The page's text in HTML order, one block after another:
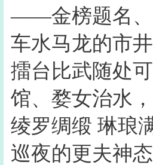
——金榜题名、
车水马龙的市
擂台比武随处
馆、婺女治水
绫罗绸缎 琳琅
巡夜的更夫神态